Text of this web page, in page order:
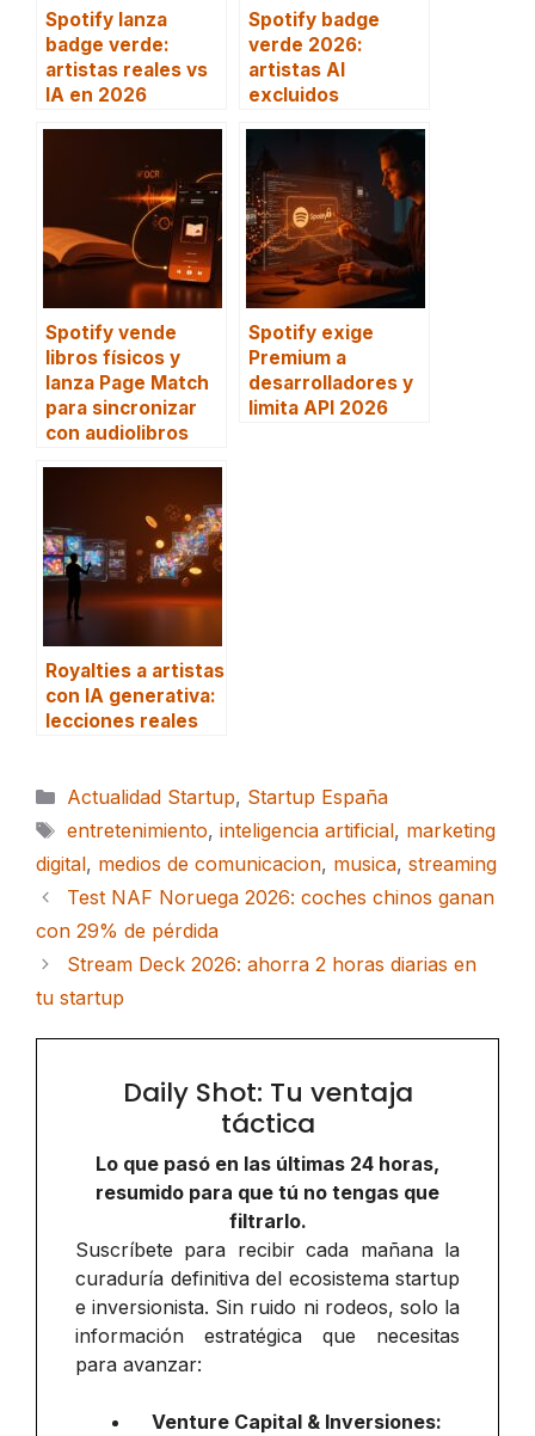
Spotify lanza
badge verde:
artistas reales vs
IA en 2026
Spotify badge
verde 2026:
artistas AI
excluidos
Spotify vende
libros físicos y
lanza Page Match
para sincronizar
con audiolibros
Spotify exige
Premium a
desarrolladores y
limita API 2026
Royalties a artistas
con IA generativa:
lecciones reales
Categorías
Actualidad Startup, Startup España
Etiquetas
entretenimiento, inteligencia artificial, marketing
digital, medios de comunicacion, musica, streaming
Test NAF Noruega 2026: coches chinos ganan
con 29% de pérdida
Stream Deck 2026: ahorra 2 horas diarias en
tu startup
Daily Shot: Tu ventaja
táctica
Lo que pasó en las últimas 24 horas,
resumido para que tú no tengas que
filtrarlo.
Suscríbete para recibir cada mañana la
curaduría definitiva del ecosistema startup
e inversionista. Sin ruido ni rodeos, solo la
información estratégica que necesitas
para avanzar:
Venture Capital & Inversiones: